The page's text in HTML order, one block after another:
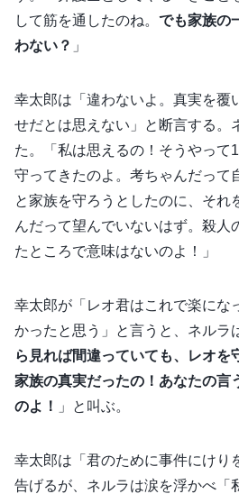
して筋を通したのね。 でも家族の
わない？ 」
幸太郎は「違わないよ。真実を覆
せだとは思えない」と断言する。
た。「私は思えるの！そうやって
守ってきたのよ。考ちゃんだって
と家族を守ろうとしたのに、そ
んだって望んでいないはず。殺人
たところで意味はないのよ！」
幸太郎が「レオ君はこれで楽にな
かったと思う」と言うと、ネルラ
ら見れば間違っていても、レオを
家族の真実だったの！あなたの言
のよ！
」と叫ぶ。
幸太郎は「君のために事件にけり
告げるが、ネルラは涙を浮かべ「